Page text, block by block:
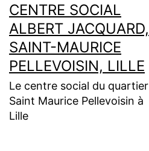
CENTRE SOCIAL
ALBERT JACQUARD,
SAINT-MAURICE
PELLEVOISIN, LILLE
Le centre social du quartier
Saint Maurice Pellevoisin à
Lille